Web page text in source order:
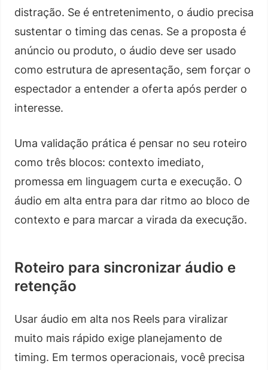
distração. Se é entretenimento, o áudio precisa
sustentar o timing das cenas. Se a proposta é
anúncio ou produto, o áudio deve ser usado
como estrutura de apresentação, sem forçar o
espectador a entender a oferta após perder o
interesse.
Uma validação prática é pensar no seu roteiro
como três blocos: contexto imediato,
promessa em linguagem curta e execução. O
áudio em alta entra para dar ritmo ao bloco de
contexto e para marcar a virada da execução.
Roteiro para sincronizar áudio e
retenção
Usar áudio em alta nos Reels para viralizar
muito mais rápido exige planejamento de
timing. Em termos operacionais, você precisa